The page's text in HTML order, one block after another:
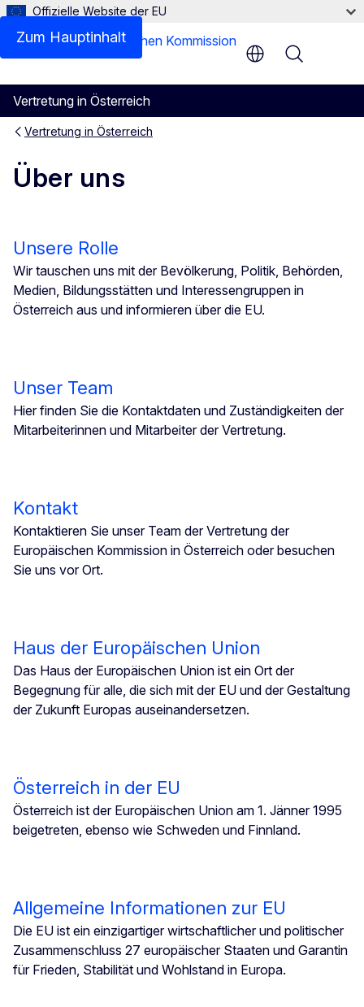
Zum Hauptinhalt
Offizielle Website der EU
Vertretung in Österreich
Menu
Vertretung in Österreich
Über uns
Unsere Rolle
Wir tauschen uns mit der Bevölkerung, Politik, Behörden,
Medien, Bildungsstätten und Interessengruppen in
Österreich aus und informieren über die EU.
Unser Team
Hier finden Sie die Kontaktdaten und Zuständigkeiten der
Mitarbeiterinnen und Mitarbeiter der Vertretung.
Kontakt
Kontaktieren Sie unser Team der Vertretung der
Europäischen Kommission in Österreich oder besuchen
Sie uns vor Ort.
Haus der Europäischen Union
Das Haus der Europäischen Union ist ein Ort der
Begegnung für alle, die sich mit der EU und der Gestaltung
der Zukunft Europas auseinandersetzen.
Österreich in der EU
Österreich ist der Europäischen Union am 1. Jänner 1995
beigetreten, ebenso wie Schweden und Finnland.
Allgemeine Informationen zur EU
Die EU ist ein einzigartiger wirtschaftlicher und politischer
Zusammenschluss 27 europäischer Staaten und Garantin
für Frieden, Stabilität und Wohlstand in Europa.